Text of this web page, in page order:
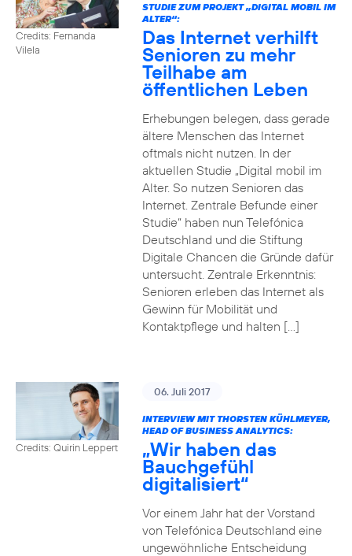
Credits: Fernanda
Vilela
STUDIE ZUM PROJEKT „DIGITAL MOBIL IM
ALTER“:
Das Internet verhilft
Senioren zu mehr
Teilhabe am
öffentlichen Leben
Erhebungen belegen, dass gerade
ältere Menschen das Internet
oftmals nicht nutzen. In der
aktuellen Studie „Digital mobil im
Alter. So nutzen Senioren das
Internet. Zentrale Befunde einer
Studie“ haben nun Telefónica
Deutschland und die Stiftung
Digitale Chancen die Gründe dafür
untersucht. Zentrale Erkenntnis:
Senioren erleben das Internet als
Gewinn für Mobilität und
Kontaktpflege und halten […]
Credits: Quirin Leppert
06. Juli 2017
INTERVIEW MIT THORSTEN KÜHLMEYER,
HEAD OF BUSINESS ANALYTICS:
„Wir haben das
Bauchgefühl
digitalisiert“
Vor einem Jahr hat der Vorstand
von Telefónica Deutschland eine
ungewöhnliche Entscheidung